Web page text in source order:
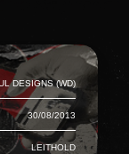
Designs (WD)
30/08/2013
Leithold